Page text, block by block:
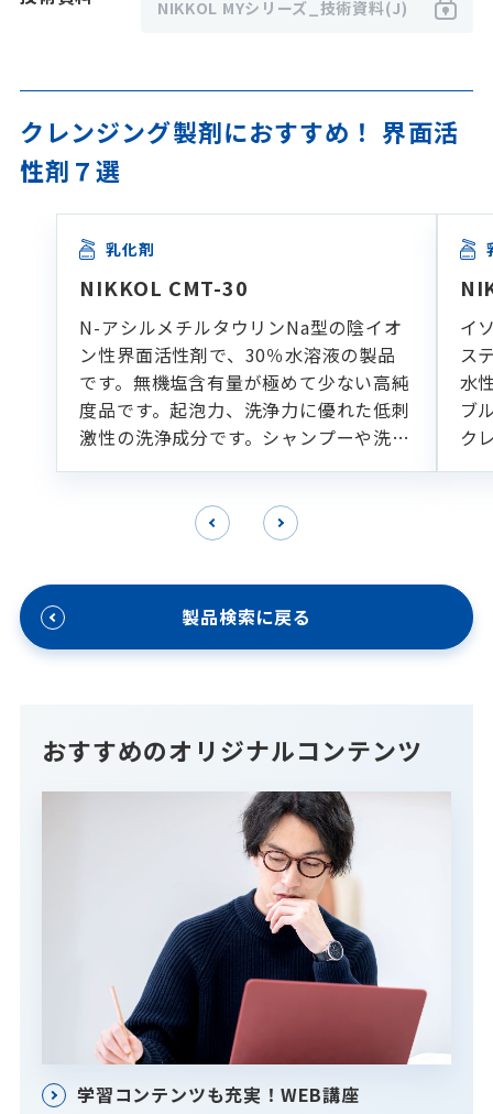
NIKKOL MYシリーズ_技術資料(J)
クレンジング製剤におすすめ！ 界面活
性剤７選
乳化剤
NIKKOL CMT-30
N-アシルメチルタウリンNa型の陰イオ
ン性界面活性剤で、30％水溶液の製品
です。無機塩含有量が極めて少ない高純
度品です。起泡力、洗浄力に優れた低刺
激性の洗浄成分です。シャンプーや洗顔
フォームなどの各種洗浄製剤に適してい
イ
ス
水
ブ
ク
製品検索に戻る
おすすめのオリジナルコンテンツ
学習コンテンツも充実！WEB講座